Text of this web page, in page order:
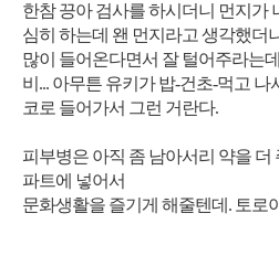
한참 끙아 검사를 하시더니 먼지가
심히 하는데 왠 먼지라고 생각했더
많이 들어온다면서 잘 털어주라는
비... 아무튼 유키가 밥-건초-먹고
코로 들어가서 그런 거란다.
피부병은 아직 좀 남아서리 약을 더
파트에 넣어서
문화생활을 즐기게 해줄텐데. 토로